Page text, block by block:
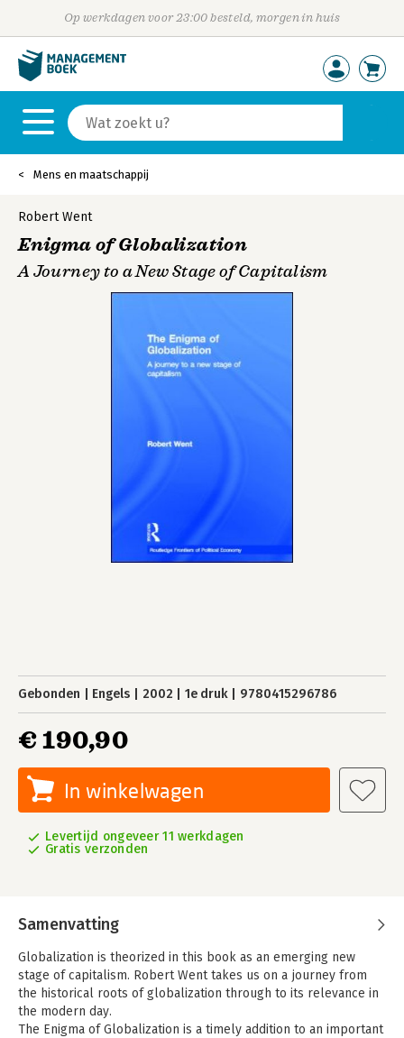
Op werkdagen voor 23:00 besteld, morgen in huis
Mens en maatschappij
Robert Went
Enigma of Globalization
A Journey to a New Stage of Capitalism
Gebonden Engels 2002 1e druk 9780415296786
€ 190,90
In winkelwagen
Levertijd ongeveer 11 werkdagen
Gratis verzonden
Samenvatting
Globalization is theorized in this book as an emerging new
stage of capitalism. Robert Went takes us on a journey from
the historical roots of globalization through to its relevance in
the modern day.
The Enigma of Globalization is a timely addition to an important